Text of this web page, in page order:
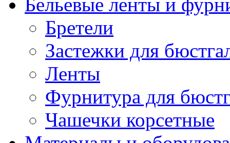
Бретели
Застежки для
Ленты
Фурнитура для
Чашечки корсетные